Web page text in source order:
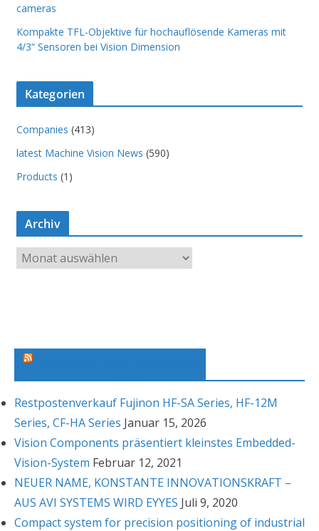
cameras
Kompakte TFL-Objektive für hochauflösende Kameras mit
4/3“ Sensoren bei Vision Dimension
Kategorien
Companies (413)
latest Machine Vision News (590)
Products (1)
Archiv
r
Restpostenverkauf Fujinon HF-SA Series, HF-12M
Series, CF-HA Series Januar 15, 2026
Vision Components präsentiert kleinstes Embedded-
Vision-System Februar 12, 2021
NEUER NAME, KONSTANTE INNOVATIONSKRAFT –
AUS AVI SYSTEMS WIRD EYYES Juli 9, 2020
Compact system for precision positioning of industrial